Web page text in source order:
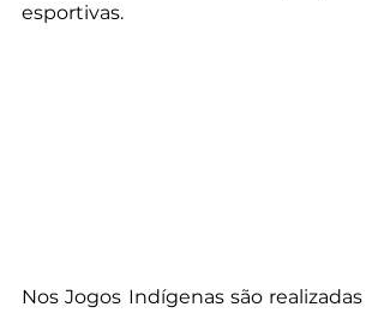
esportivas.
Nos Jogos Indígenas são realizadas